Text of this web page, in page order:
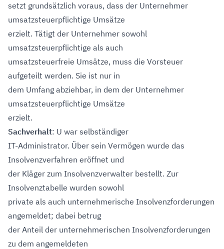
setzt grundsätzlich voraus, dass der Unternehmer
umsatzsteuerpflichtige Umsätze
erzielt. Tätigt der Unternehmer sowohl
umsatzsteuerpflichtige als auch
umsatzsteuerfreie Umsätze, muss die Vorsteuer
aufgeteilt werden. Sie ist nur in
dem Umfang abziehbar, in dem der Unternehmer
umsatzsteuerpflichtige Umsätze
erzielt.
Sachverhalt: U war selbständiger
IT-Administrator. Über sein Vermögen wurde das
Insolvenzverfahren eröffnet und
der Kläger zum Insolvenzverwalter bestellt. Zur
Insolvenztabelle wurden sowohl
private als auch unternehmerische Insolvenzforderungen
angemeldet; dabei betrug
der Anteil der unternehmerischen Insolvenzforderungen
zu dem angemeldeten